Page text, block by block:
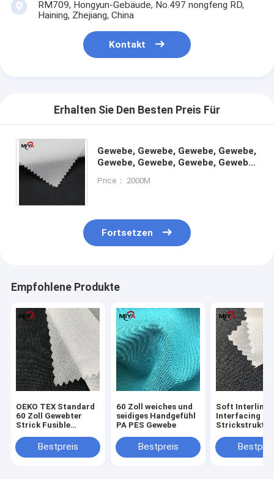
RM709, Hongyun-Gebäude, No.497 nongfeng RD,
Haining, Zhejiang, China
Kontakt
Erhalten Sie Den Besten Preis Für
Gewebe, Gewebe, Gewebe, Gewebe,
Gewebe, Gewebe, Gewebe, Gewebe,
Gewebe, Gewebe
Price： 2000M
Fortsetzen
Empfohlene Produkte
OEKO TEX Standard
60 Zoll Gewebter
Strick Fusible
robuste Bekleidung
Handwerk
Bestpreis
60 Zoll weiches und
seidiges Handgefühl
PA PES Gewebe
Bestpreis
Soft
Interfacing
Strickstruktur
40\u00b0C
TEX Standard